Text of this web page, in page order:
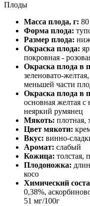
Плоды
Масса плода, г: 80
Форма плода:
Размер плода:
Окраска плода:
покровная -
Окраска плода в
зеленовато-
меньшей части
Окраска плода в
основная желтая
неяркий румянец
Мякоть: плотная,
Цвет мякоти:
Вкус: винно-
Аромат: слабый
Кожица: толстая,
Плодоножка:
косо
Химический
0,38%,
51 мг/100г